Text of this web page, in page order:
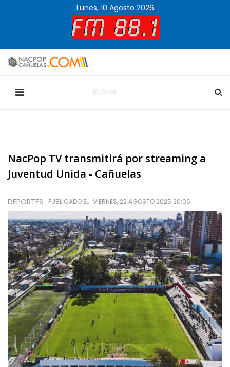
Lunes, 10 Agosto 2026
NacPop TV transmitirá por streaming a
Juventud Unida - Cañuelas
DEPORTES PUBLICADO EL VIERNES, 22 AGOSTO 2025 20:06